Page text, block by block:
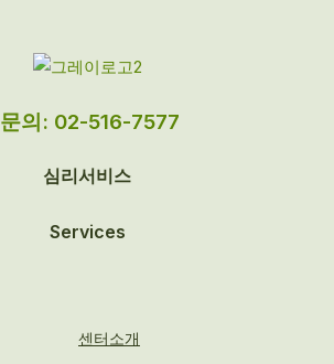
문의: 02-516-7577
심리서비스
Services
센터소개